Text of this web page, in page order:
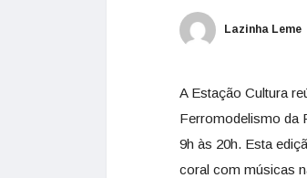
Lazinha Leme
A Estação Cultura
Ferromodelismo da
9h às 20h. Esta
coral com músicas